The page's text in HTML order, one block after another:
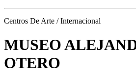
Centros De Arte / Internacional
MUSEO
OTERO